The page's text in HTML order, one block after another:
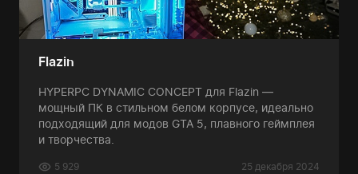
Flazin
HYPERPC DYNAMIC CONCEPT для Flazin —
мощный ПК в стильном белом корпусе, идеально
подходящий для модов GTA 5, плавного геймплея
и творчества.
25 декабря 2024
5 929